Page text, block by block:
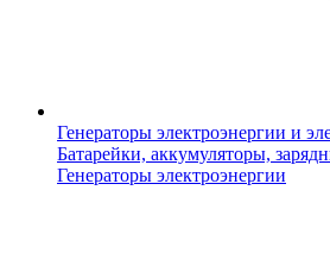
Генераторы электроэнергии и
Батарейки, аккумуляторы,
Генераторы электроэнергии